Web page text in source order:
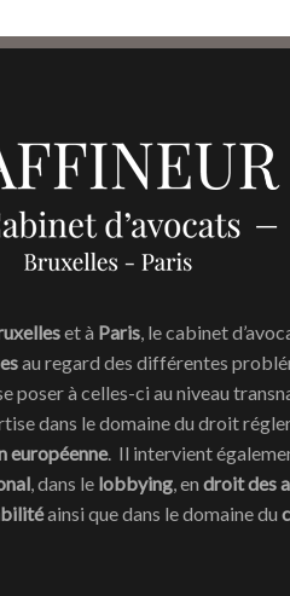
et à Paris, le cabinet
au regard des différentes
poser à celles-ci au niveau
dans le domaine du droit
européenne. Il intervient
, dans le lobbying, en droit des
ainsi que dans le domaine du